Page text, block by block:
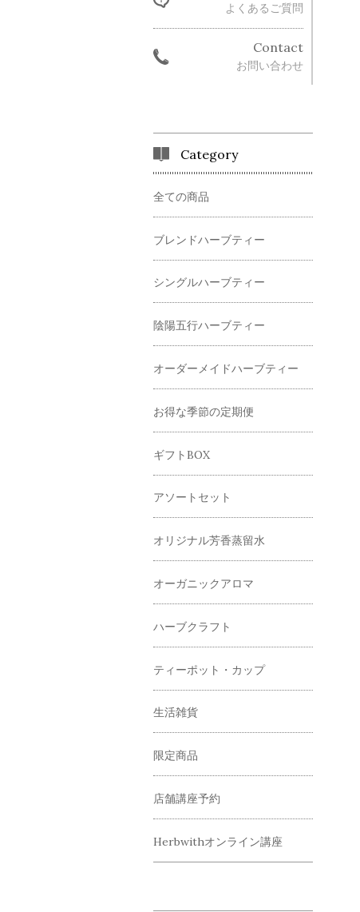
よくあるご質問
Contact
お問い合わせ
Category
全ての商品
ブレンドハーブティー
シングルハーブティー
陰陽五行ハーブティー
オーダーメイドハーブティー
お得な季節の定期便
ギフトBOX
アソートセット
オリジナル芳香蒸留水
オーガニックアロマ
ハーブクラフト
ティーポット・カップ
生活雑貨
限定商品
店舗講座予約
Herbwithオンライン講座